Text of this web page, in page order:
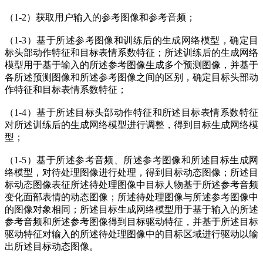
（1-2）获取用户输入的参考图像和参考音频；
（1-3）基于所述参考图像和训练后的生成网络模型，确定目
标头部动作特征和目标表情系数特征；所述训练后的生成网络
模型用于基于输入的所述参考图像生成多个预测图像，并基于
各所述预测图像和所述参考图像之间的区别，确定目标头部动
作特征和目标表情系数特征；
（1-4）基于所述目标头部动作特征和所述目标表情系数特征
对所述训练后的生成网络模型进行调整，得到目标生成网络模
型；
（1-5）基于所述参考音频、所述参考图像和所述目标生成网
络模型，对待处理图像进行处理，得到目标动态图像；所述目
标动态图像表征所述待处理图像中目标人物基于所述参考音频
变化面部表情的动态图像；所述待处理图像与所述参考图像中
的图像对象相同；所述目标生成网络模型用于基于输入的所述
参考音频和所述参考图像得到目标驱动特征，并基于所述目标
驱动特征对输入的所述待处理图像中的目标区域进行驱动以输
出所述目标动态图像。